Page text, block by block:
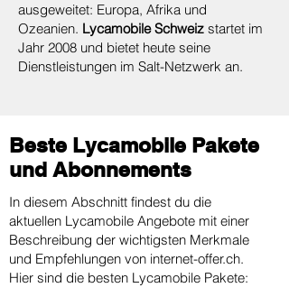
ausgeweitet: Europa, Afrika und
Ozeanien. Lycamobile Schweiz startet im
Jahr 2008 und bietet heute seine
Dienstleistungen im Salt-Netzwerk an.
Beste Lycamobile Pakete
und Abonnements
In diesem Abschnitt findest du die
aktuellen Lycamobile Angebote mit einer
Beschreibung der wichtigsten Merkmale
und Empfehlungen von internet-offer.ch.
Hier sind die besten Lycamobile Pakete: